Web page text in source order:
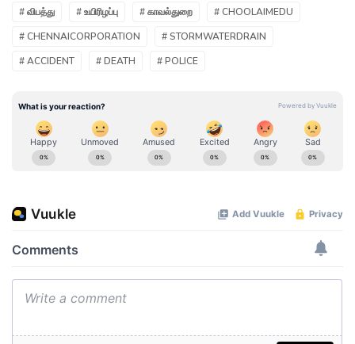
# விபத்து # உயிரிழப்பு # காவல்துறை
# CHOOLAIMEDU
# CHENNAICORPORATION
# STORMWATERDRAIN
# ACCIDENT
# DEATH # POLICE